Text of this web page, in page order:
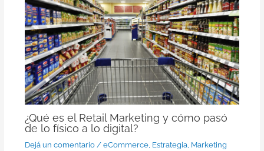
¿Qué es el Retail Marketing y cómo pasó
de lo físico a lo digital?
Dejá un comentario / eCommerce, Estrategia, Marketing